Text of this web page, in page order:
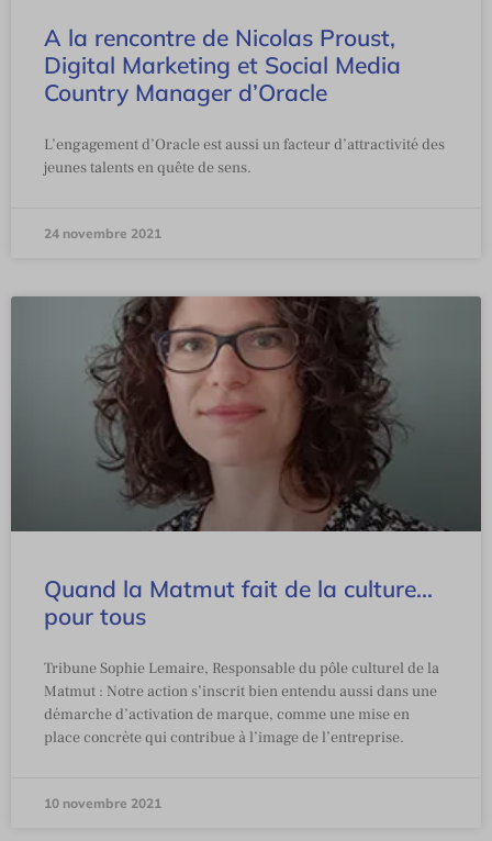
A la rencontre de Nicolas Proust,
Digital Marketing et Social Media
Country Manager d’Oracle
L’engagement d’Oracle est aussi un facteur d’attractivité des
jeunes talents en quête de sens.
24 novembre 2021
Quand la Matmut fait de la culture…
pour tous
Tribune Sophie Lemaire, Responsable du pôle culturel de la
Matmut : Notre action s’inscrit bien entendu aussi dans une
démarche d’activation de marque, comme une mise en
place concrète qui contribue à l’image de l’entreprise.
10 novembre 2021